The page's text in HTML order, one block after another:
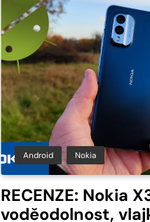
Android Nokia
RECENZE: Nokia
voděodolnost,